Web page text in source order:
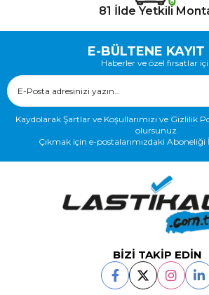
81 İlde Yetkili
E-BÜLTENE KAYIT
Haberler ve özel fırsatlar
Kaydolarak Şartlar ve Koşullarımızı ve Gizlilik
olursunuz.
Çıkmak için e-postalarımızdaki Aboneliği
BİZİ TAKİP EDİN